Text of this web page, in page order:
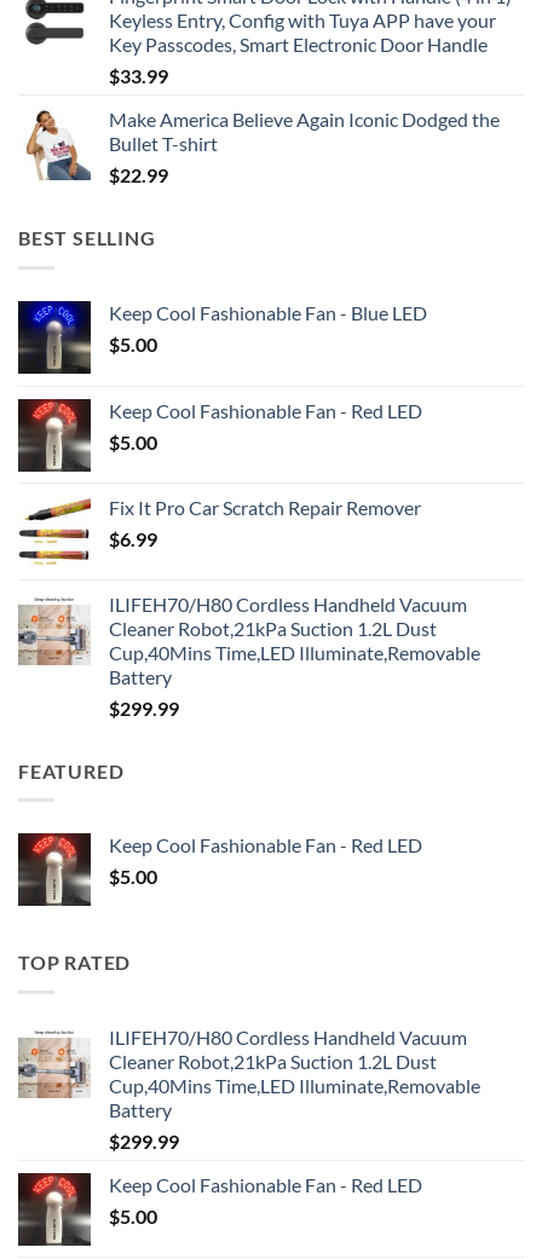
Keyless Entry, Config with Tuya APP have your
Key Passcodes, Smart Electronic Door Handle
$33.99
Make America Believe Again Iconic Dodged the
Bullet T-shirt
$22.99
BEST SELLING
Keep Cool Fashionable Fan - Blue LED
$5.00
Keep Cool Fashionable Fan - Red LED
$5.00
Fix It Pro Car Scratch Repair Remover
$6.99
ILIFEH70/H80 Cordless Handheld Vacuum
Cleaner Robot,21kPa Suction 1.2L Dust
Cup,40Mins Time,LED Illuminate,Removable
Battery
$299.99
FEATURED
Keep Cool Fashionable Fan - Red LED
$5.00
TOP RATED
ILIFEH70/H80 Cordless Handheld Vacuum
Cleaner Robot,21kPa Suction 1.2L Dust
Cup,40Mins Time,LED Illuminate,Removable
Battery
$299.99
Keep Cool Fashionable Fan - Red LED
$5.00